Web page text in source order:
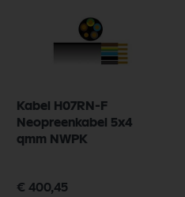
Kabel H07RN-F
Neopreenkabel 5x4
qmm NWPK
€ 400,45